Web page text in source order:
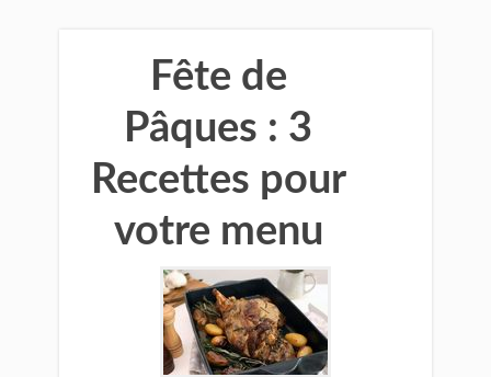
Fête de
Pâques : 3
Recettes pour
votre menu